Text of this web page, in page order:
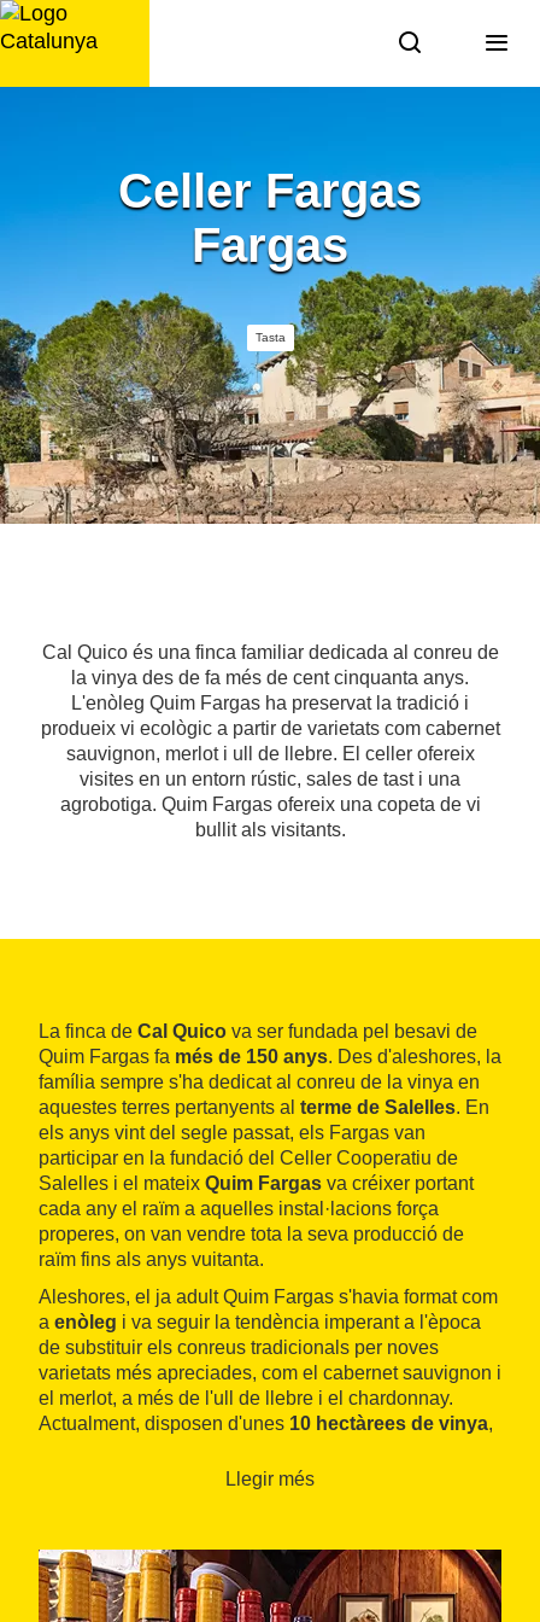
Saltar
al
Celler Fargas
Fargas
Tasta
Cal Quico és una finca familiar dedicada al conreu de
la vinya des de fa més de cent cinquanta anys.
L'enòleg Quim Fargas ha preservat la tradició i
produeix vi ecològic a partir de varietats com cabernet
sauvignon, merlot i ull de llebre. El celler ofereix
visites en un entorn rústic, sales de tast i una
agrobotiga. Quim Fargas ofereix una copeta de vi
bullit als visitants.
La finca de Cal Quico va ser fundada pel besavi de
Quim Fargas fa més de 150 anys. Des d'aleshores, la
família sempre s'ha dedicat al conreu de la vinya en
aquestes terres pertanyents al terme de Salelles. En
els anys vint del segle passat, els Fargas van
participar en la fundació del Celler Cooperatiu de
Salelles i el mateix Quim Fargas va créixer portant
cada any el raïm a aquelles instal·lacions força
properes, on van vendre tota la seva producció de
raïm fins als anys vuitanta.
Aleshores, el ja adult Quim Fargas s'havia format com
a enòleg i va seguir la tendència imperant a l'època
de substituir els conreus tradicionals per noves
varietats més apreciades, com el cabernet sauvignon i
el merlot, a més de l'ull de llebre i el chardonnay.
Actualment, disposen d'unes 10 hectàrees de vinya,
tenir-ne cura per ella mateixa seguint els preceptes de
elaboren unes 35.000 ampolles anuals.
Uns vins que, durant vint anys, hanvenut
majoritàriament al celler, on molts veïns de Manresa,
Llegir més